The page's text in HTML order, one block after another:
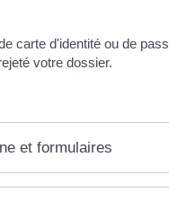
carte d'identité ou de
votre dossier.
et formulaires